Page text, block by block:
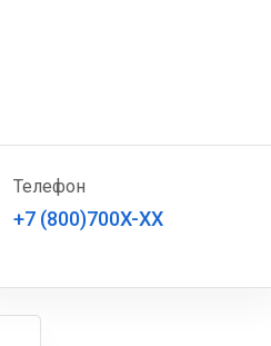
Телефон
+7 (800)700X-XX